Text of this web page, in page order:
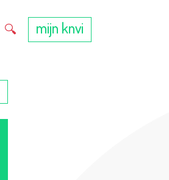
Direct zoeken
mijn knvi